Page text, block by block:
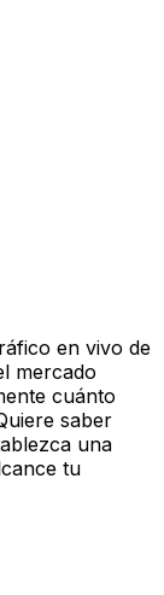
en vivo de
mercado
cuánto
saber
una
tu